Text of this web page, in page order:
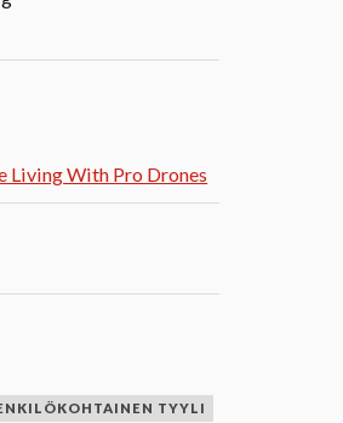
Living With Pro Drones
TYYLI